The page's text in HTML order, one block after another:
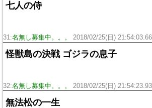
七人の侍
31:名無し募集中。。。 2018/02/25(日)
怪獣島の決戦 ゴジラの息子
32:名無し募集中。。。 2018/02/25(日)
無法松の一生